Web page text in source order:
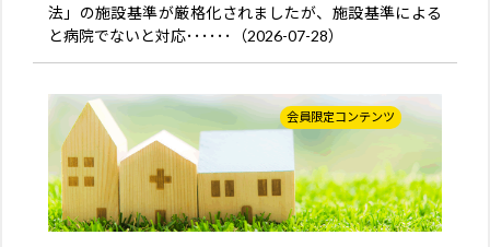
法」の施設基準が厳格化されましたが、施設基準による
と病院でないと対応･･････（2026-07-28）
会員限定コンテンツ